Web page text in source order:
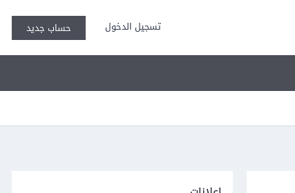
تسجيل الدخول حساب جديد